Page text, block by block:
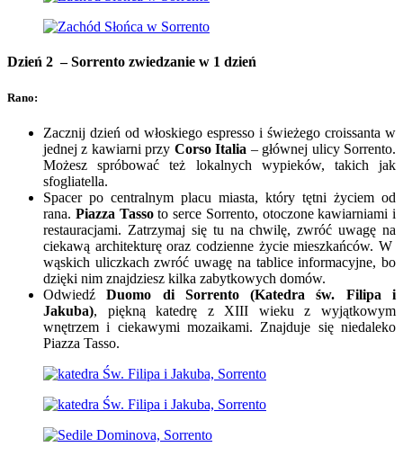
Dzień 2 – Sorrento zwiedzanie w 1 dzień
Rano:
Zacznij dzień od włoskiego espresso i świeżego croissanta w
jednej z kawiarni przy Corso Italia – głównej ulicy Sorrento.
Możesz spróbować też lokalnych wypieków, takich jak
sfogliatella.
Spacer po centralnym placu miasta, który tętni życiem od
rana. Piazza Tassoto serce Sorrento, otoczone kawiarniami i
restauracjami. Zatrzymaj się tu na chwilę, zwróć uwagę na
ciekawą architekturę oraz codzienne życie mieszkańców. W
wąskich uliczkach zwróć uwagę na tablice informacyjne, bo
dzięki nim znajdziesz kilka zabytkowych domów.
OdwiedźDuomo di Sorrento (Katedra św. Filipa i
Jakuba), piękną katedrę z XIII wieku z wyjątkowym
wnętrzem i ciekawymi mozaikami. Znajduje się niedaleko
Piazza Tasso.